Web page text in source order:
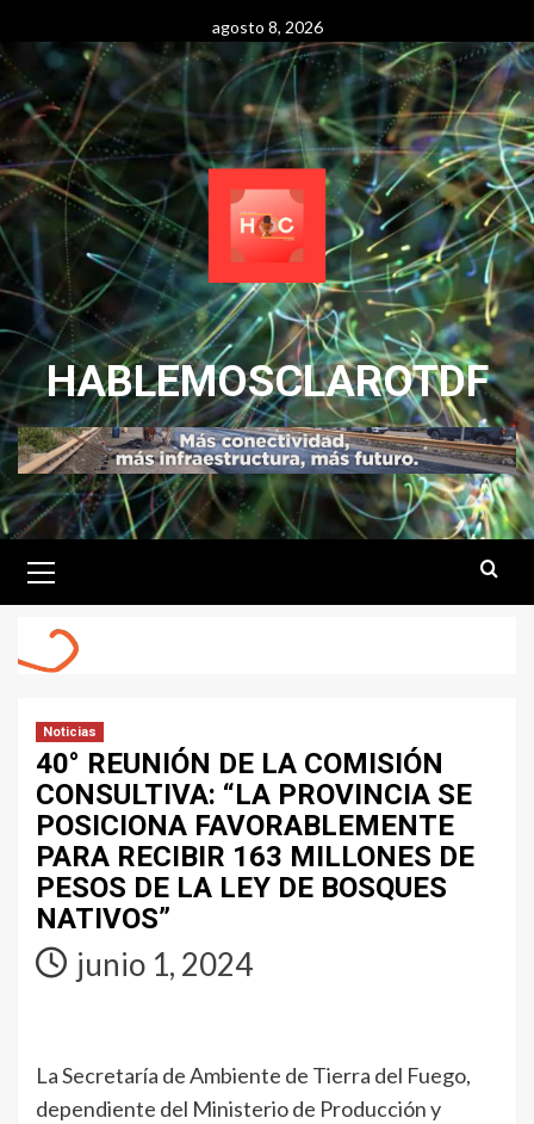
content
agosto 8, 2026
HABLEMOSCLAROTDF
Menu
Noticias
40° REUNIÓN DE LA COMISIÓN
CONSULTIVA: “LA PROVINCIA SE
POSICIONA FAVORABLEMENTE
PARA RECIBIR 163 MILLONES DE
PESOS DE LA LEY DE BOSQUES
NATIVOS”
junio 1, 2024
La Secretaría de Ambiente de Tierra del Fuego,
dependiente del Ministerio de Producción y